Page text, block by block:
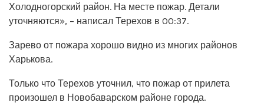
Холодногорский район. На месте пожар. Детали
уточняются», – написал Терехов в 00:37.
Зарево от пожара хорошо видно из многих районов
Харькова.
Только что Терехов уточнил, что пожар от прилета
произошел в Новобаварском районе города.